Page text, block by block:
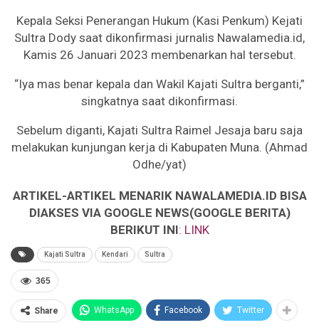
Kepala Seksi Penerangan Hukum (Kasi Penkum) Kejati
Sultra Dody saat dikonfirmasi jurnalis Nawalamedia.id,
Kamis 26 Januari 2023 membenarkan hal tersebut.
“Iya mas benar kepala dan Wakil Kajati Sultra berganti,”
singkatnya saat dikonfirmasi.
Sebelum diganti, Kajati Sultra Raimel Jesaja baru saja
melakukan kunjungan kerja di Kabupaten Muna. (Ahmad
Odhe/yat)
ARTIKEL-ARTIKEL MENARIK NAWALAMEDIA.ID BISA
DIAKSES VIA GOOGLE NEWS(GOOGLE BERITA)
BERIKUT INI: LINK
Kajati Sultra Kendari Sultra
365
Share WhatsApp Facebook Twitter